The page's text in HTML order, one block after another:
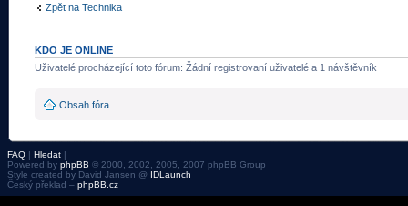
Zpět na Technika
KDO JE ONLINE
Uživatelé procházející toto fórum: Žádní registrovaní uživatelé a 1 návštěvník
Obsah fóra
FAQ | Hledat |
Powered by phpBB © 2000, 2002, 2005, 2007 phpBB Group
Style created by David Jansen @ IDLaunch
Český překlad – phpBB.cz